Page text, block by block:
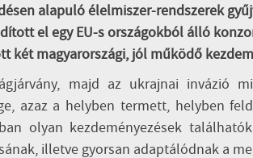
alapuló élelmiszer-rendszerek
el egy EU-s országokból álló
két magyarországi, jól működő
majd az ukrajnai invázió
azaz a helyben termett, helyben
olyan kezdeményezések
illetve gyorsan adaptálódnak a